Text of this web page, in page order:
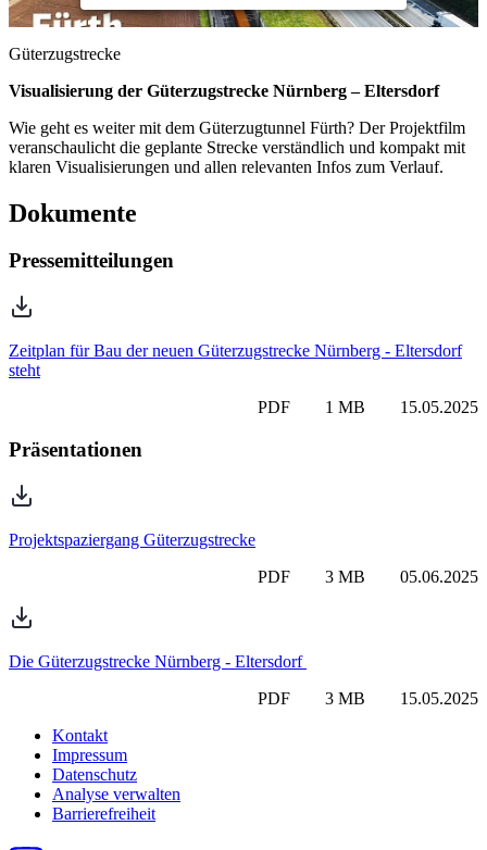
Güterzugstrecke
Visualisierung der Güterzugstrecke Nürnberg – Eltersdorf
Wie geht es weiter mit dem Güterzugtunnel Fürth? Der Projektfilm
veranschaulicht die geplante Strecke verständlich und kompakt mit
klaren Visualisierungen und allen relevanten Infos zum Verlauf.
Dokumente
Pressemitteilungen
Zeitplan für Bau der neuen Güterzugstrecke Nürnberg - Eltersdorf
steht
PDF 1 MB 15.05.2025
Präsentationen
Projektspaziergang Güterzugstrecke
PDF 3 MB 05.06.2025
Die Güterzugstrecke Nürnberg - Eltersdorf
PDF 3 MB 15.05.2025
Kontakt
Impressum
Datenschutz
Analyse verwalten
Barrierefreiheit